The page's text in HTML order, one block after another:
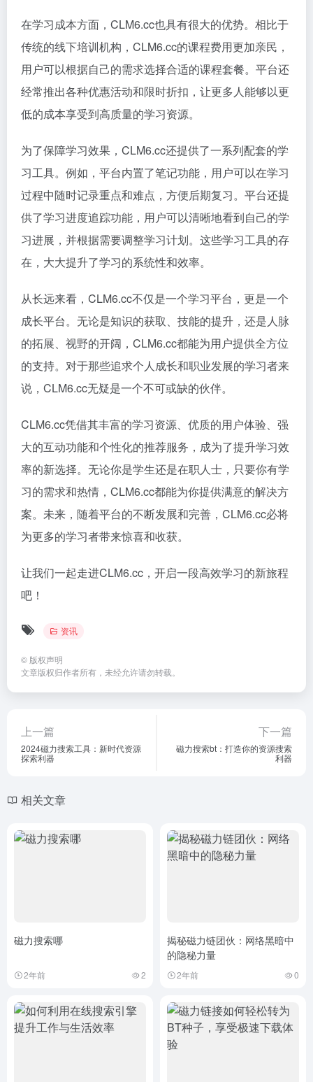
在学习成本方面，CLM6.cc也具有很大的优势。相比于
传统的线下培训机构，CLM6.cc的课程费用更加亲民，
用户可以根据自己的需求选择合适的课程套餐。平台还
经常推出各种优惠活动和限时折扣，让更多人能够以更
低的成本享受到高质量的学习资源。
为了保障学习效果，CLM6.cc还提供了一系列配套的学
习工具。例如，平台内置了笔记功能，用户可以在学习
过程中随时记录重点和难点，方便后期复习。平台还提
供了学习进度追踪功能，用户可以清晰地看到自己的学
习进展，并根据需要调整学习计划。这些学习工具的存
在，大大提升了学习的系统性和效率。
从长远来看，CLM6.cc不仅是一个学习平台，更是一个
成长平台。无论是知识的获取、技能的提升，还是人脉
的拓展、视野的开阔，CLM6.cc都能为用户提供全方位
的支持。对于那些追求个人成长和职业发展的学习者来
说，CLM6.cc无疑是一个不可或缺的伙伴。
CLM6.cc凭借其丰富的学习资源、优质的用户体验、强
大的互动功能和个性化的推荐服务，成为了提升学习效
率的新选择。无论你是学生还是在职人士，只要你有学
习的需求和热情，CLM6.cc都能为你提供满意的解决方
案。未来，随着平台的不断发展和完善，CLM6.cc必将
为更多的学习者带来惊喜和收获。
让我们一起走进CLM6.cc，开启一段高效学习的新旅程
吧！
资讯
© 版权声明
文章版权归作者所有，未经允许请勿转载。
上一篇
2024磁力搜索工具：新时代资源
探索利器
下一篇
磁力搜索bt：打造你的资源搜索
利器
相关文章
磁力搜索哪
2年前 2
揭秘磁力链团伙：网络黑暗中
的隐秘力量
2年前 0